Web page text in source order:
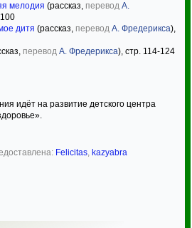
мелодия (рассказ, перевод А.
дитя (рассказ, перевод А. Фредерикса),
перевод А. Фредерикса), стр. 114-124
идёт на развитие детского центра
Felicitas kazyabra